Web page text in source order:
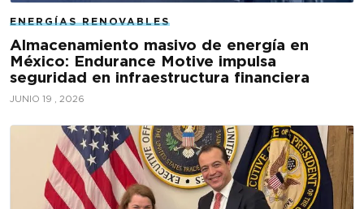
ENERGÍAS RENOVABLES
Almacenamiento masivo de energía en
México: Endurance Motive impulsa
seguridad en infraestructura financiera
JUNIO 19 , 2026